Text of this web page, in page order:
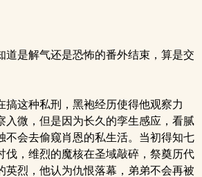
是解气还是恐怖的番外结束，算是交
这种私刑，黑袍经历使得他观察力
入微，但是因为长久的孪生感应，看腻
不会去偷窥肖恩的私生活。当初得知七
伐，维烈的魔核在圣域敲碎，祭奠历代
英烈，他认为仇恨落幕，弟弟不会再被